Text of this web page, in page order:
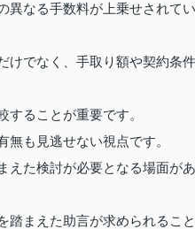
異なる手数料が上乗せされてい
けでなく、手取り額や契約条件
ることが重要です。
も見逃せない視点です。
えた検討が必要となる場面があ
踏まえた助言が求められること